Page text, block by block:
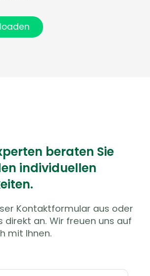
beraten Sie
individuellen
Kontaktformular aus oder
direkt an. Wir freuen uns auf
mit Ihnen.